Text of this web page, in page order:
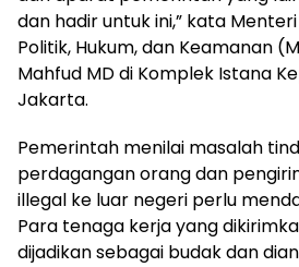
dan hadir untuk ini,” kata
Politik, Hukum, dan Keamanan
Mahfud MD di Komplek Istana
Jakarta.
Pemerintah menilai masalah
perdagangan orang dan
illegal ke luar negeri perlu
Para tenaga kerja yang
dijadikan sebagai budak dan